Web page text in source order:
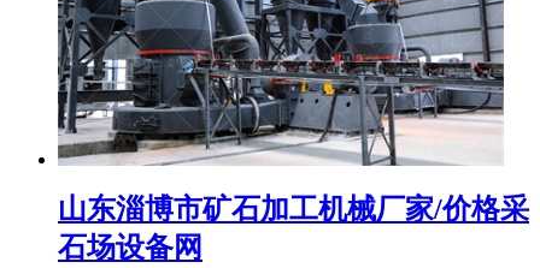
山东淄博市矿石加工机械厂家/价格采
石场设备网